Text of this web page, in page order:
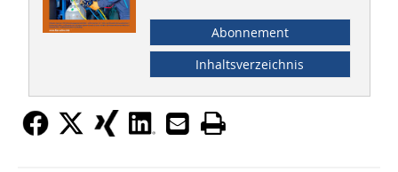
Abonnement
Inhaltsverzeichnis